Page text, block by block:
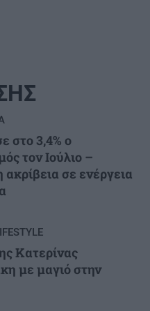
στο 3,4% ο
τον Ιούλιο –
ακρίβεια σε ενέργεια
Κατερίνας
με μαγιό στην